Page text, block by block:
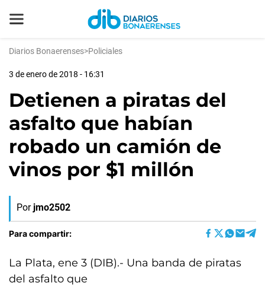
Diarios Bonaerenses>Policiales
3 de enero de 2018 - 16:31
Detienen a piratas del
asfalto que habían
robado un camión de
vinos por $1 millón
Por jmo2502
Para compartir:
La Plata, ene 3 (DIB).- Una banda de piratas
del asfalto que